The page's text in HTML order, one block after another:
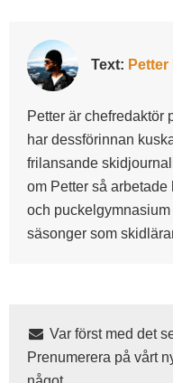
Text:
Petter är chefredaktör
har dessförinnan
frilansande
om Petter så arbetade
och puckelgymnasium
säsonger som
Var först med det
Prenumerera på vårt